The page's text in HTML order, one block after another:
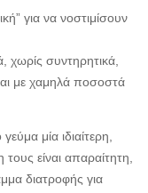
για να νοστιμίσουν
χωρίς συντηρητικά,
με χαμηλά ποσοστά
μία ιδιαίτερη,
είναι απαραίτητη,
διατροφής για